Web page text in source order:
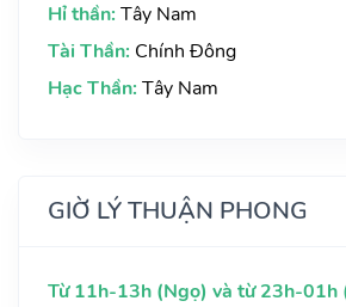
Hỉ thần: Tây Nam
Tài Thần: Chính Đông
Hạc Thần: Tây Nam
GIỜ LÝ THUẬN PHONG
Từ 11h-13h (Ngọ) và từ 23h-01h